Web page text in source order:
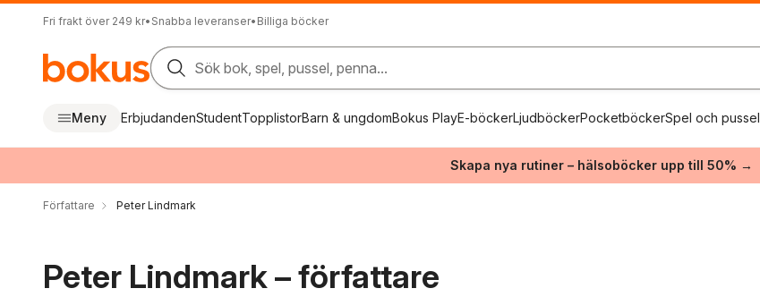
Fri frakt över 249 kr• Snabba leveranser• Billiga böcker
Sök bok, spel, pussel, penna...
Meny ErbjudandenStudentTopplistorBarn & ungdomBokus PlayE-böckerLjudböckerPocketböckerSpel och pussel
Skapa nya rutiner – hälsoböcker upp till 50% →
Författare Peter Lindmark
Peter Lindmark – författare